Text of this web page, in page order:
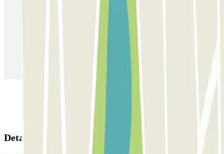
Estacionamento em Veneza
Estacionamento em Madrid
Estacionamento em Aeroporto de Adolfo Suárez Madrid–Barajas
Detalhes da reserva